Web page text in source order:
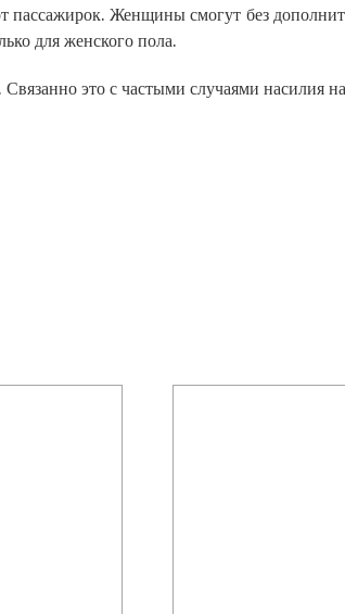
пассажирок. Женщины смогут без
для женского пола.
это с частыми случаями насилия